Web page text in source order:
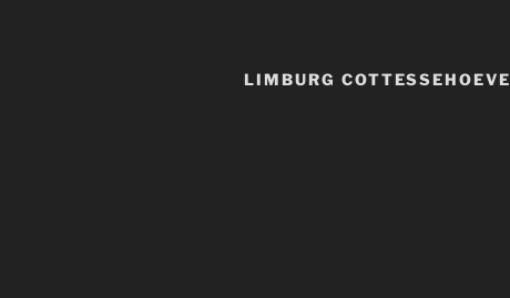
LIMBURG COTTESSEHOEVE